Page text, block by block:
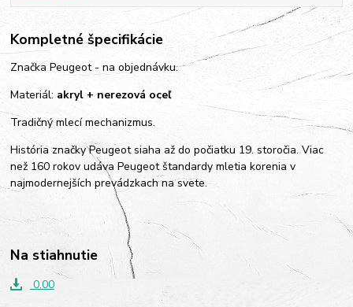
Kompletné špecifikácie
Značka Peugeot - na objednávku.
Materiál: akryl + nerezová oceľ
Tradičný mlecí mechanizmus.
História značky Peugeot siaha až do počiatku 19. storočia. Viac
než 160 rokov udáva Peugeot štandardy mletia korenia v
najmodernejších prevádzkach na svete.
Na stiahnutie
0.00